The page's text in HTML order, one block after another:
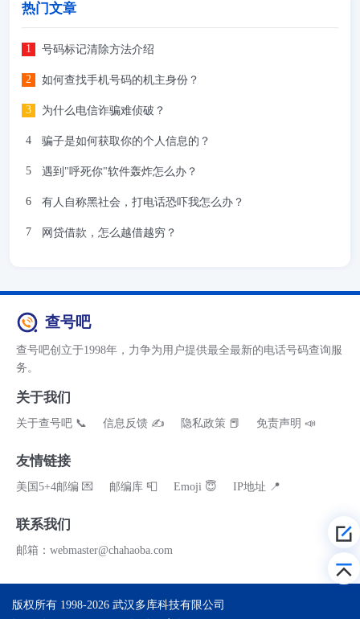
热门文章
号码标记清除方法介绍
如何查找手机号码的机主身份？
为什么电信诈骗难侦破？
骗子是如何获取你的个人信息的？
遇到"呼死你"软件轰炸怎么办？
有人自称黑社会，打电话恐吓我怎么办？
网贷借款，怎么越借越穷？
查号吧
查号吧创立于1998年，力争为用户提供最全最新的电话号码查询服
务。
关于我们
关于查号吧 📞 信息反馈 ✍ 隐私政策 📕 免责声明 📣
友情链接
美国5+4邮编 💌 邮编库 📮 Emoji 😇 IP地址 📍
联系我们
邮箱：webmaster@chahaoba.com
版权所有 1998-2026 武汉多库科技有限公司